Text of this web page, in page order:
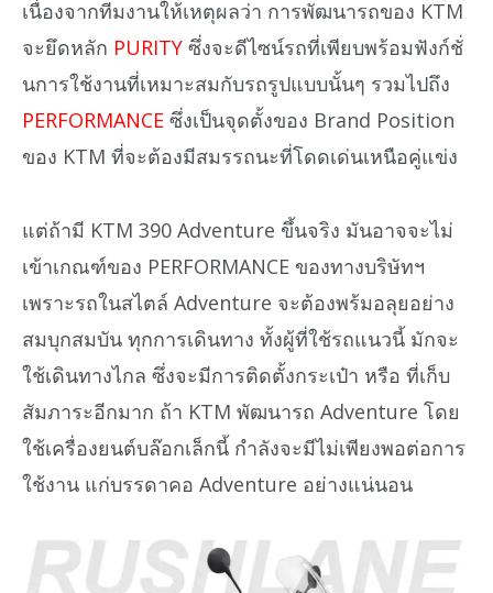
เนื่องจากทีมงานให้เหตุผลว่า การพัฒนารถของ KTM
จะยึดหลัก PURITY ซึ่งจะดีไซน์รถที่เพียบพร้อมฟังก์ชั่
นการใช้งานที่เหมาะสมกับรถรูปแบบนั้นๆ รวมไปถึง
PERFORMANCE ซึ่งเป็นจุดตั้งของ Brand Position
ของ KTM ที่จะต้องมีสมรรถนะที่โดดเด่นเหนือคู่แข่ง
แต่ถ้ามี KTM 390 Adventure ขึ้นจริง มันอาจจะไม่
เข้าเกณฑ์ของ PERFORMANCE ของทางบริษัทฯ
เพราะรถในสไตล์ Adventure จะต้องพร้มอลุยอย่าง
สมบุกสมบัน ทุกการเดินทาง ทั้งผู้ที่ใช้รถแนวนี้ มักจะ
ใช้เดินทางไกล ซึ่งจะมีการติดตั้งกระเป๋า หรือ ที่เก็บ
สัมภาระอีกมาก ถ้า KTM พัฒนารถ Adventure โดย
ใช้เครื่องยนต์บล๊อกเล็กนี้ กำลังจะมีไม่เพียงพอต่อการ
ใช้งาน แก่บรรดาคอ Adventure อย่างแน่นอน